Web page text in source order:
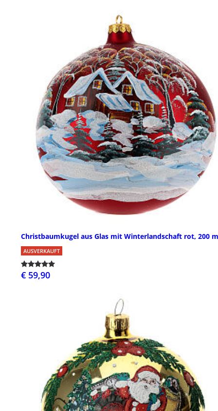
Christbaumkugel aus Glas mit Winterlandschaft rot, 200
AUSVERKAUFT
€ 59,90